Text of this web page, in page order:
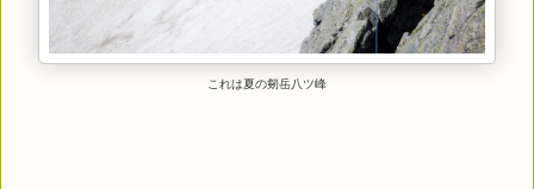
これは夏の剱岳八ツ峰